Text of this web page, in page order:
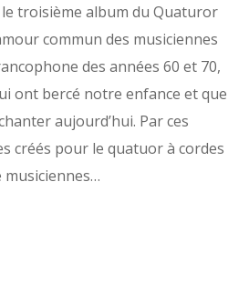
troisième album du Quaturor
commun des musiciennes
des années 60 et 70,
ont bercé notre enfance et que
aujourd’hui. Par ces
créés pour le quatuor à cordes
musiciennes…